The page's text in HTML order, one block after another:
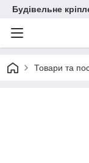
Будівельне
Товари та